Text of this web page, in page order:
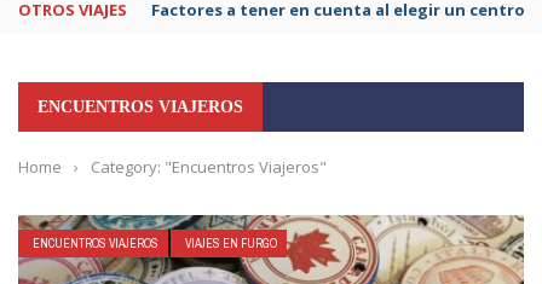
OTROS VIAJES Factores a tener en cuenta al elegir un centro
ENCUENTROS VIAJEROS
Home › Category: "Encuentros Viajeros"
ENCUENTROS VIAJEROS VIAJES EN FURGO